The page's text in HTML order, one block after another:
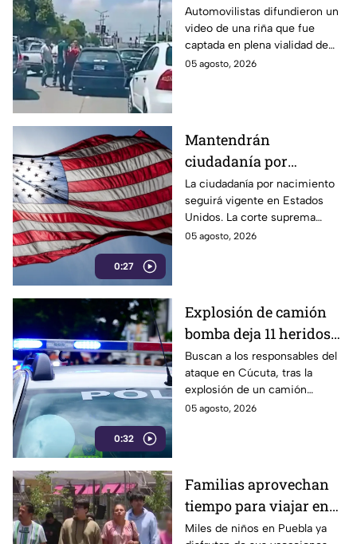
de Puebla hoy
miércoles ¿en dónde
ocurrió?
Automovilistas difundieron un
video de una riña que fue
captada en plena vialidad de
Puebla la tarde de hoy 5 de
05 agosto, 2026
0:27
Mantendrán
ciudadanía por
nacimiento en Estados
Unidos
La ciudadanía por nacimiento
seguirá vigente en Estados
Unidos. La corte suprema
determinó que los bebés
05 agosto, 2026
0:32
Explosión de camión
bomba deja 11 heridos
en Cúcuta
Buscan a los responsables del
ataque en Cúcuta, tras la
explosión de un camión
bomba que dejó 11 heridos, el
05 agosto, 2026
Familias aprovechan
tiempo para viajar en
Puebla
Miles de niños en Puebla ya